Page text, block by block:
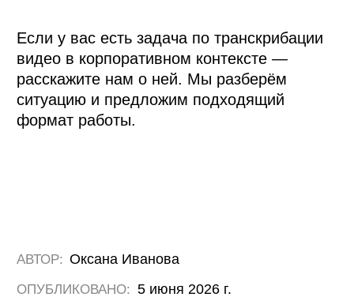
+ СОЗДАТЬ ПРОЕКТ
/ FINTECH
/ TELECOM
© 2026 ООО «Мэд Брейнс».
Все права защищены. ИНН 7325156412